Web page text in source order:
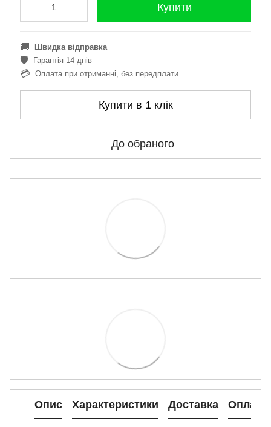
Купити
🚚 Швидка відправка
🛡️ Гарантія 14 днів
💳 Оплата при отриманні, без передплати
Купити в 1 клік
До обраного
Опис Характеристики Доставка Оплата